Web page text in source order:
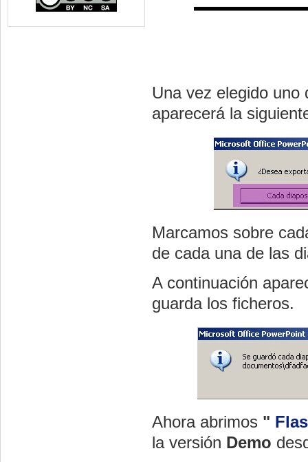
Una vez elegido uno
aparecerá la
Marcamos sobre
de cada una de las
A continuación
guarda los ficheros.
Ahora abrimos "
la versión Demo